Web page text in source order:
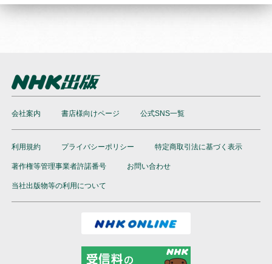
会社案内 書店様向けページ 公式SNS一覧
利用規約 プライバシーポリシー 特定商取引法に基づく表示
著作権等管理事業者許諾番号 お問い合わせ
当社出版物等の利用について